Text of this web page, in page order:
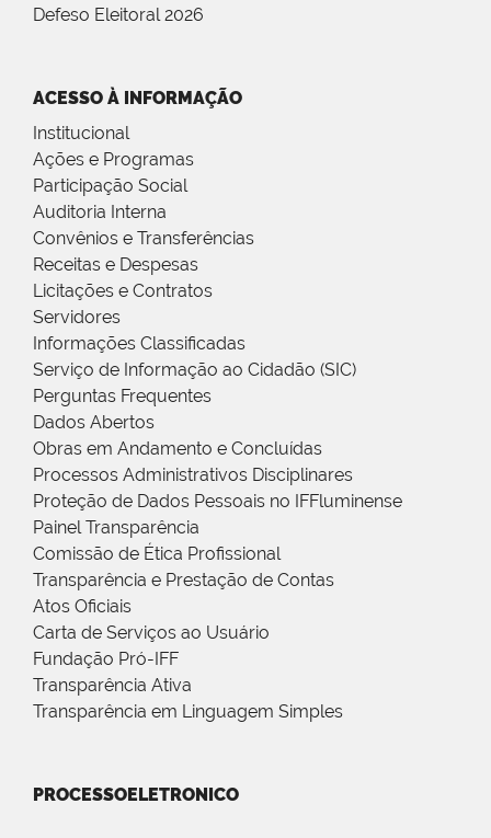
Defeso Eleitoral 2026
ACESSO À INFORMAÇÃO
Institucional
Ações e Programas
Participação Social
Auditoria Interna
Convênios e Transferências
Receitas e Despesas
Licitações e Contratos
Servidores
Informações Classificadas
Serviço de Informação ao Cidadão (SIC)
Perguntas Frequentes
Dados Abertos
Obras em Andamento e Concluídas
Processos Administrativos Disciplinares
Proteção de Dados Pessoais no IFFluminense
Painel Transparência
Comissão de Ética Profissional
Transparência e Prestação de Contas
Atos Oficiais
Carta de Serviços ao Usuário
Fundação Pró-IFF
Transparência Ativa
Transparência em Linguagem Simples
PROCESSOELETRONICO